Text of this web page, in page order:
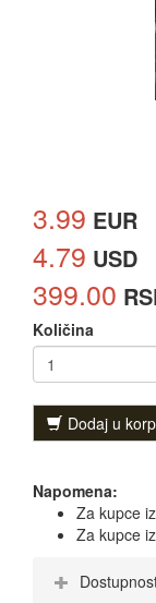
3.99 EUR
4.79 USD
399.00
Količina
Dodaj u
Napomena:
Za kupce
Za kupce